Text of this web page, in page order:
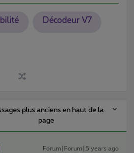
Décodeur V7
plus anciens en haut de la
page
Forum|Forum|5 years ago